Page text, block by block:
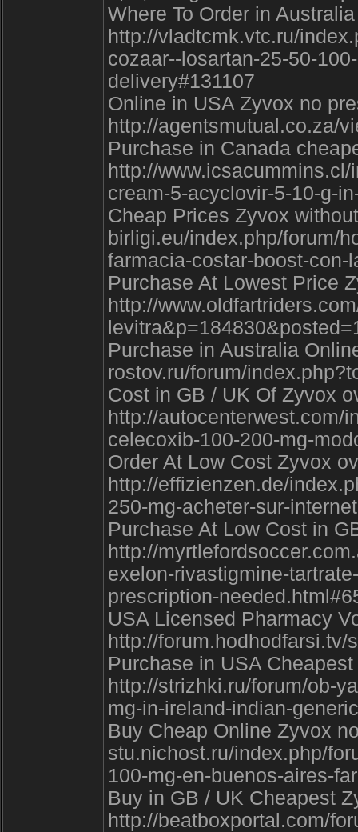
Where To Order in
http://vladtcmk.vtc.ru/
cozaar--losartan-25-50-
delivery#131107
Online in USA Zyvox no
http://agentsmutual.co.za/
Purchase in Canada
http://
cream-5-acyclovir-5-10-g-
Cheap Prices Zyvox
birligi.eu/index.php/forum/
farmacia-costar-boost-
Purchase At Lowest Price
http://
Purchase in Australia
rostov.ru/forum/
Cost in GB / UK Of Zyvox
http://autocenterwest.com/
celecoxib-100-200-mg-
Order At Low Cost Zyvox
http://effizienzen.de/
250-mg-acheter-sur-
Purchase At Low Cost in
http://
exelon-rivastigmine-
prescription-
USA Licensed Pharmacy
http://forum.hodhodfarsi.tv/
Purchase in USA
http://strizhki.ru/forum/ob-
mg-in-ireland-indian-
Buy Cheap Online Zyvox
stu.nichost.ru/index.php/
100-mg-en-buenos-aires-
Buy in GB / UK Cheapest
http://beatboxportal.com/